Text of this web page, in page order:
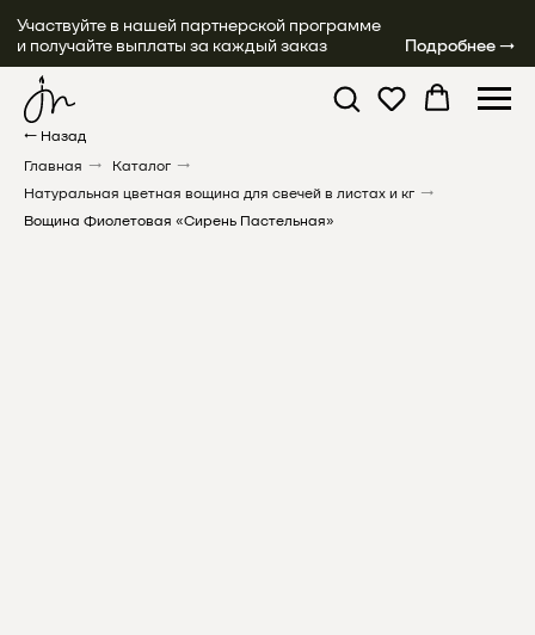
Участвуйте в нашей партнерской программе
и получайте выплаты за каждый заказ Подробнее →
← Назад
Главная → Каталог →
Натуральная цветная вощина для свечей в листах и кг →
Вощина Фиолетовая «Сирень Пастельная»